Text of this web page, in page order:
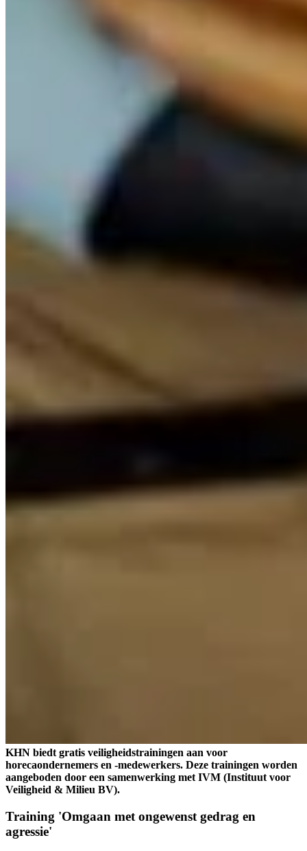
KHN biedt gratis veiligheidstrainingen aan voor
horecaondernemers en -medewerkers. Deze trainingen worden
aangeboden door een samenwerking met IVM (Instituut voor
Veiligheid & Milieu BV).
Training 'Omgaan met ongewenst gedrag en
agressie'